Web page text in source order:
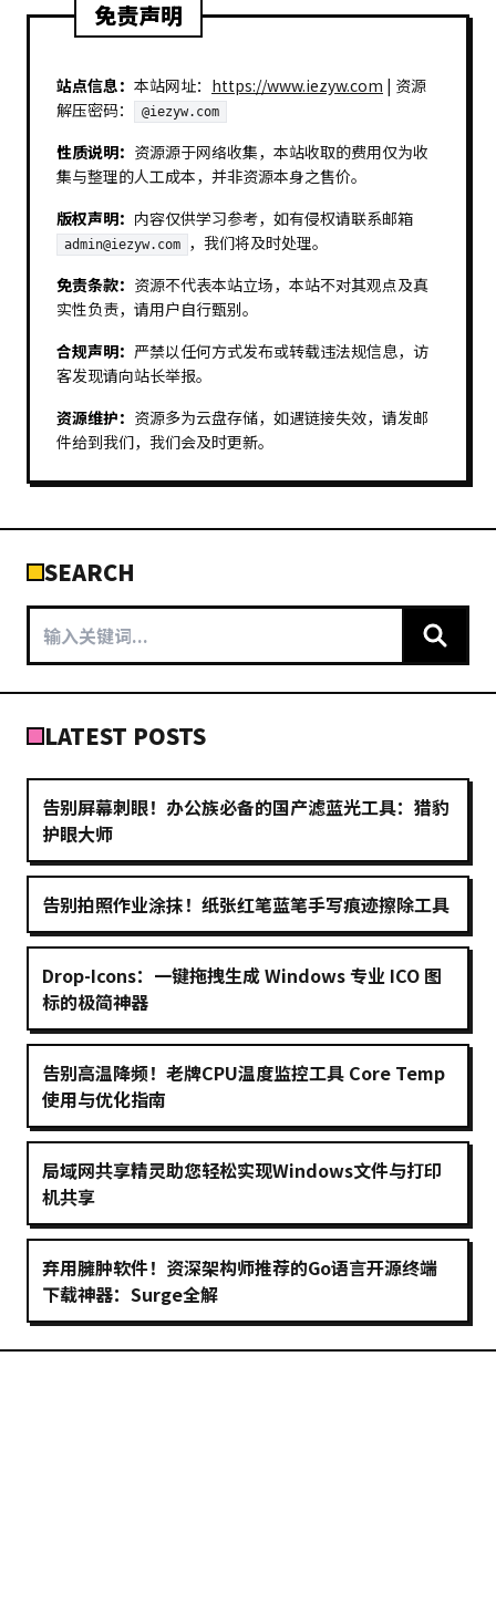
免责声明
站点信息： 本站网址： https://www.iezyw.com | 资源
解压密码：
@iezyw.com
性质说明： 资源源于网络收集，本站收取的费用仅为收
集与整理的人工成本，并非资源本身之售价。
版权声明： 内容仅供学习参考，如有侵权请联系邮箱
admin@iezyw.com
，我们将及时处理。
免责条款： 资源不代表本站立场，本站不对其观点及真
实性负责，请用户自行甄别。
合规声明： 严禁以任何方式发布或转载违法规信息，访
客发现请向站长举报。
资源维护： 资源多为云盘存储，如遇链接失效，请发邮
件给到我们，我们会及时更新。
SEARCH
LATEST POSTS
告别屏幕刺眼！办公族必备的国产滤蓝光工具：猎豹
护眼大师
告别拍照作业涂抹！纸张红笔蓝笔手写痕迹擦除工具
Drop-Icons：一键拖拽生成 Windows 专业 ICO 图
标的极简神器
告别高温降频！老牌CPU温度监控工具 Core Temp
使用与优化指南
局域网共享精灵助您轻松实现Windows文件与打印
机共享
弃用臃肿软件！资深架构师推荐的Go语言开源终端
下载神器：Surge全解